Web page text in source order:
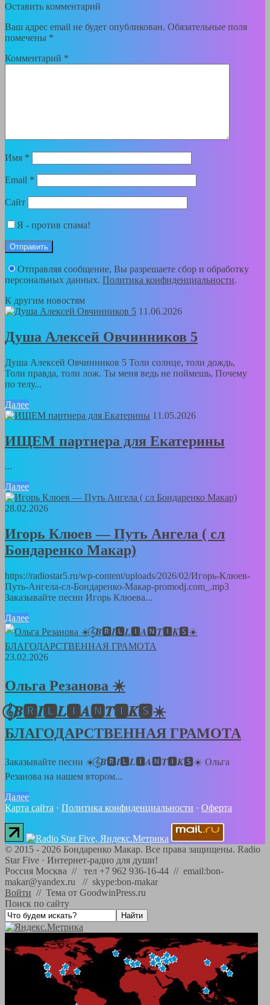
Оставить комментарий
Ваш адрес email не будет опубликован. Обязательные поля
помечены *
Комментарий *
Имя *
Email *
Сайт
Я - против спама!
Отправляя сообщение, Вы разрешаете сбор и обработку
персональных данных. Политика конфиденциальности.
К другим новостям
11.06.2026
Душа Алексей Овчинников 5
Душа Алексей Овчинников 5 Толи солнце, толи дождь,
Толи правда, толи лож. Ты меня ведь не поймешь, Почему
по телу...
Далее
11.05.2026
ИЩЕМ партнера для Екатерины
...
Далее
28.02.2026
Игорь Клюев — Путь Ангела ( сл
Бондаренко Макар)
https://radiostar5.ru/wp-content/uploads/2026/02/Игорь-Клюев-
Путь-Ангела-сл-Бондаренко-Макар-promodj.com_.mp3
Заказывайте песни Игорь Клюева...
Далее
23.02.2026
Ольга Резанова ☀️
𝄞⃝𝑩🆁𝑰🅻𝑳🅸𝑨🅽𝑻🅸𝑲🆂☀️
БЛАГОДАРСТВЕННАЯ ГРАМОТА
Заказывайте песни ☀️𝄞⃝𝑩🆁𝑰🅻𝑳🅸𝑨🅽𝑻🅸𝑲🆂☀️ Ольга
Резанова на нашем втором...
Далее
Карта сайта · Политика конфиденциальности · Оферта
© 2015 - 2026 Бондаренко Макар. Все права защищены. Radio
Star Five · Интернет-радио для души!
Россия Москва // тел +7 962 936-16-44 // email:bon-
makar@yandex.ru // skype:bon-makar
Войти // Тема от GoodwinPress.ru
Поиск по сайту